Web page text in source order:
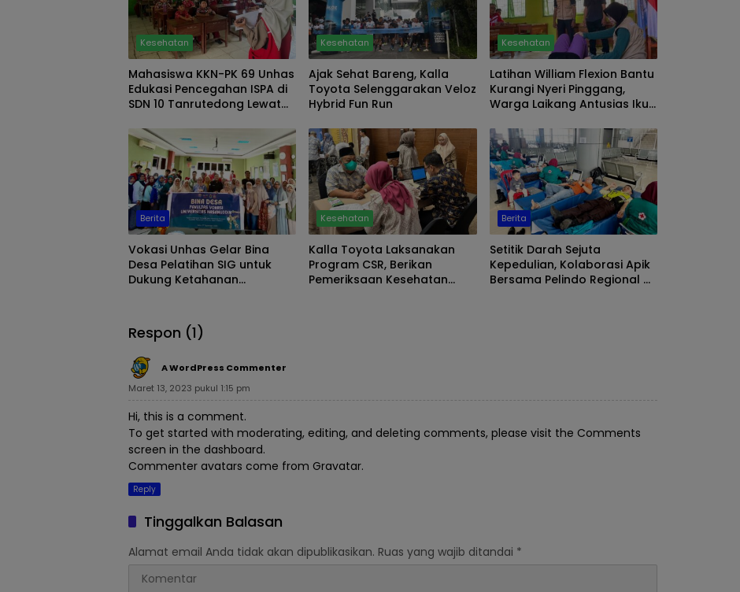
Kesehatan
Mahasiswa KKN-PK 69 Unhas
Edukasi Pencegahan ISPA di
SDN 10 Tanrutedong Lewat
Kesehatan
Ajak Sehat Bareng, Kalla
Toyota Selenggarakan Veloz
Hybrid Fun Run
Kesehatan
Latihan William Flexion Bantu
Kurangi Nyeri Pinggang,
Warga Laikang Antusias Ikuti
Makassar
Berita
Vokasi Unhas Gelar Bina
Desa Pelatihan SIG untuk
Dukung Ketahanan
Kesehatan
Kalla Toyota Laksanakan
Program CSR, Berikan
Pemeriksaan Kesehatan
Berita
Setitik Darah Sejuta
Kepedulian, Kolaborasi Apik
Bersama Pelindo Regional 4
Respon (1)
A WordPress Commenter
Maret 13, 2023 pukul 1:15 pm
Hi, this is a comment.
To get started with moderating, editing, and deleting comments, please visit the Comments
screen in the dashboard.
Commenter avatars come from Gravatar.
Reply
Tinggalkan Balasan
Alamat email Anda tidak akan dipublikasikan. Ruas yang wajib ditandai *